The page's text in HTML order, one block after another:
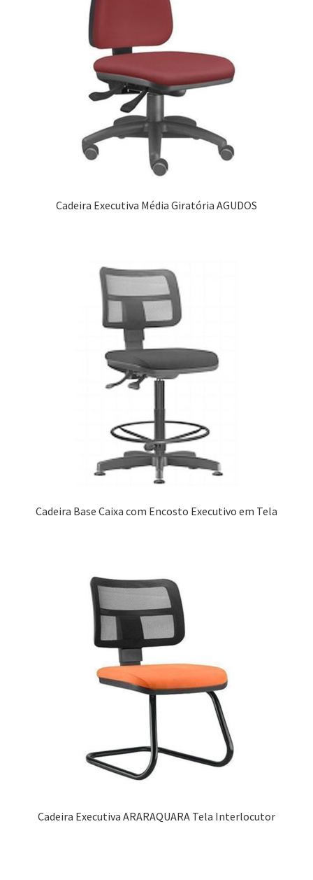
Cadeira Executiva Média Giratória AGUDOS
Cadeira Base Caixa com Encosto Executivo em Tela
Cadeira Executiva ARARAQUARA Tela Interlocutor